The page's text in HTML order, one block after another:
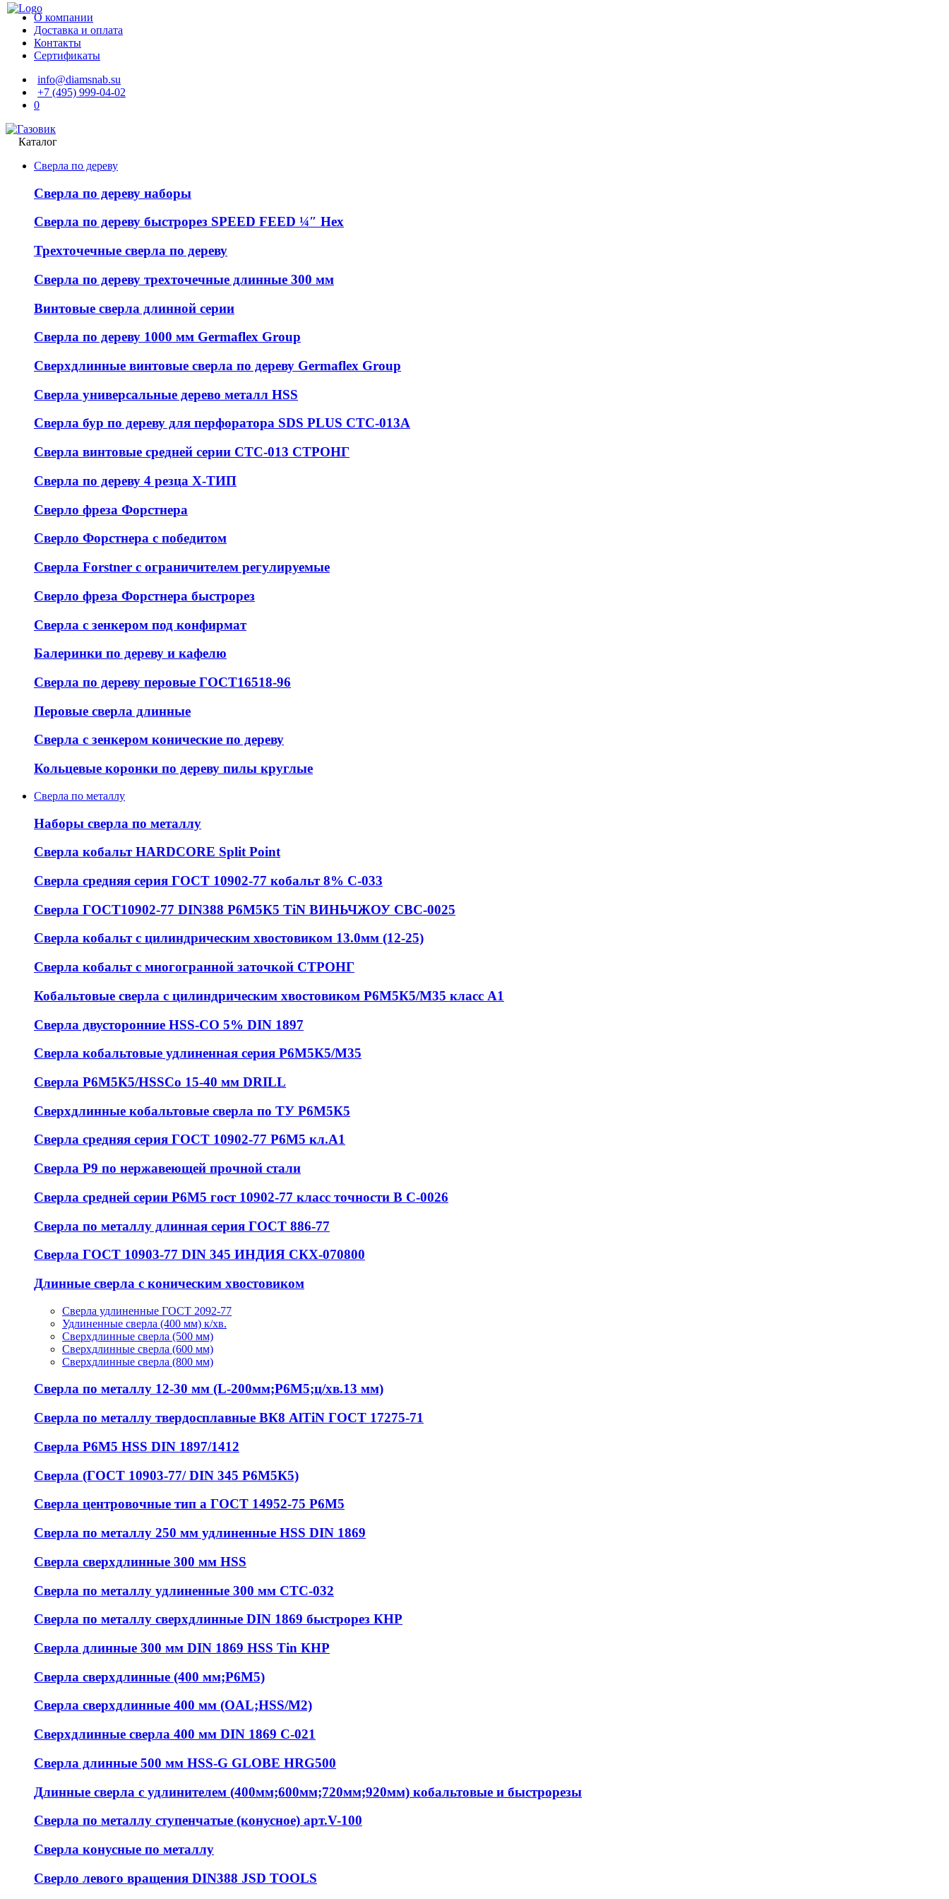
О компании
Доставка и оплата
Контакты
Сертификаты
info@diamsnab.su
+7 (495) 999-04-02
0
Каталог
Сверла по дереву
Сверла по дереву наборы
Сверла по дереву быстрорез SPEED FEED ¼″ Hex
Трехточечные сверла по дереву
Сверла по дереву трехточечные длинные 300 мм
Винтовые сверла длинной серии
Сверла по дереву 1000 мм Germaflex Group
Сверхдлинные винтовые сверла по дереву Germaflex Group
Сверла универсальные дерево металл HSS
Cверла бур по дереву для перфоратора SDS PLUS СТС-013А
Сверла винтовые средней серии СТС-013 СТРОНГ
Сверла по дереву 4 резца Х-ТИП
Сверло фреза Форстнера
Сверло Форстнера с победитом
Сверла Forstner с ограничителем регулируемые
Сверло фреза Форстнера быстрорез
Сверла с зенкером под конфирмат
Балеринки по дереву и кафелю
Сверла по дереву перовые ГОСТ16518-96
Перовые сверла длинные
Сверла с зенкером конические по дереву
Кольцевые коронки по дереву пилы круглые
Сверла по металлу
Наборы сверла по металлу
Сверла кобальт HARDCORE Split Point
Сверла средняя серия ГОСТ 10902-77 кобальт 8% С-033
Сверла ГОСТ10902-77 DIN388 Р6М5К5 TiN ВИНЬЧЖОУ СВС-0025
Сверла кобальт с цилиндрическим хвостовиком 13.0мм (12-25)
Сверла кобальт с многогранной заточкой СТРОНГ
Кобальтовые сверла с цилиндрическим хвостовиком Р6М5К5/М35 класс А1
Сверла двусторонние HSS-CO 5% DIN 1897
Сверла кобальтовые удлиненная серия Р6М5К5/М35
Сверла Р6М5К5/HSSCo 15-40 мм DRILL
Сверхдлинные кобальтовые сверла по ТУ Р6М5К5
Сверла средняя серия ГОСТ 10902-77 Р6М5 кл.А1
Сверла Р9 по нержавеющей прочной стали
Сверла средней серии Р6М5 гост 10902-77 класс точности В С-0026
Сверла по металлу длинная серия ГОСТ 886-77
Сверла ГОСТ 10903-77 DIN 345 ИНДИЯ СКХ-070800
Длинные сверла с коническим хвостовиком
Сверла удлиненные ГОСТ 2092-77
Удлиненные сверла (400 мм) к/хв.
Сверхдлинные сверла (500 мм)
Сверхдлинные сверла (600 мм)
Сверхдлинные сверла (800 мм)
Сверла по металлу 12-30 мм (L-200мм;Р6М5;ц/хв.13 мм)
Сверла по металлу твердосплавные ВК8 AlTiN ГОСТ 17275-71
Сверла Р6М5 HSS DIN 1897/1412
Сверла (ГОСТ 10903-77/ DIN 345 Р6М5К5)
Сверла центровочные тип а ГОСТ 14952-75 Р6М5
Сверла по металлу 250 мм удлиненные HSS DIN 1869
Сверла сверхдлинные 300 мм HSS
Сверла по металлу удлиненные 300 мм СТС-032
Сверла по металлу сверхдлинные DIN 1869 быстрорез КНР
Сверла длинные 300 мм DIN 1869 HSS Tin КНР
Сверла сверхдлинные (400 мм;Р6М5)
Сверла сверхдлинные 400 мм (OAL;HSS/M2)
Сверхдлинные сверла 400 мм DIN 1869 С-021
Сверла длинные 500 мм HSS-G GLOBE HRG500
Длинные сверла с удлинителем (400мм;600мм;720мм;920мм) кобальтовые и быстрорезы
Сверла по металлу ступенчатые (конусное) арт.V-100
Сверла конусные по металлу
Сверло левого вращения DIN388 JSD TOOLS